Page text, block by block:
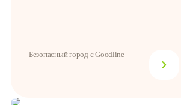
Безопасный город с Goodline